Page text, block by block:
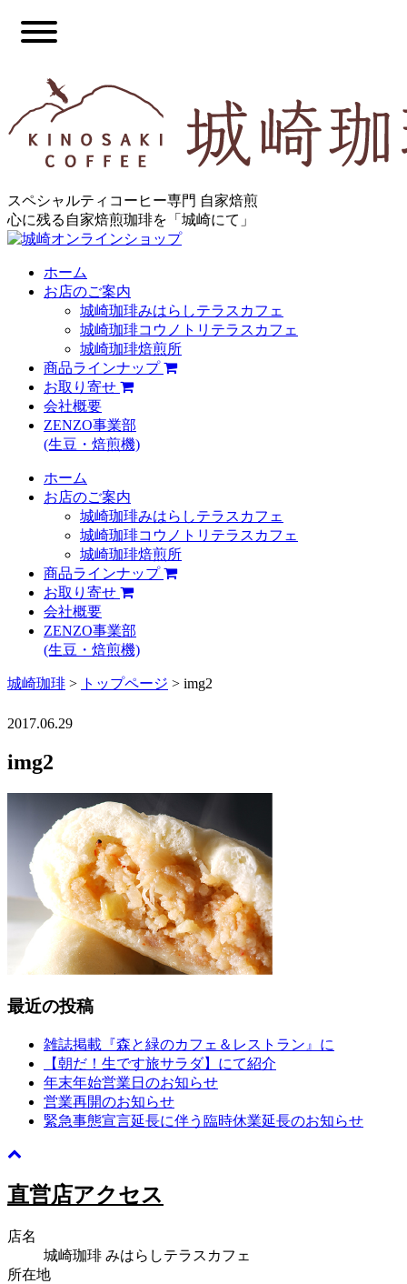
スペシャルティコーヒー専門 自家焙煎
心に残る自家焙煎珈琲を「城崎にて」
ホーム
お店のご案内
城崎珈琲みはらしテラスカフェ
城崎珈琲コウノトリテラスカフェ
城崎珈琲焙煎所
商品ラインナップ
お取り寄せ
会社概要
ZENZO事業部
(生豆・焙煎機)
ホーム
お店のご案内
城崎珈琲みはらしテラスカフェ
城崎珈琲コウノトリテラスカフェ
城崎珈琲焙煎所
商品ラインナップ
お取り寄せ
会社概要
ZENZO事業部
(生豆・焙煎機)
城崎珈琲 > トップページ > img2
2017.06.29
img2
最近の投稿
雑誌掲載『森と緑のカフェ＆レストラン』に
【朝だ！生です旅サラダ】にて紹介
年末年始営業日のお知らせ
営業再開のお知らせ
緊急事態宣言延長に伴う臨時休業延長のお知らせ
直営店アクセス
店名
城崎珈琲 みはらしテラスカフェ
所在地